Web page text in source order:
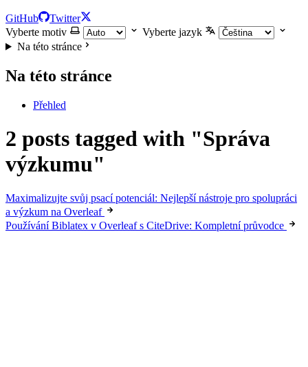
GitHub
Twitter
Vyberte motiv
Vyberte jazyk
Na této stránce
Na této stránce
Přehled
2 posts tagged with "Správa
výzkumu"
Maximalizujte svůj psací potenciál: Nejlepší nástroje pro spolupráci
a výzkum na Overleaf
Používání Biblatex v Overleaf s CiteDrive: Kompletní průvodce